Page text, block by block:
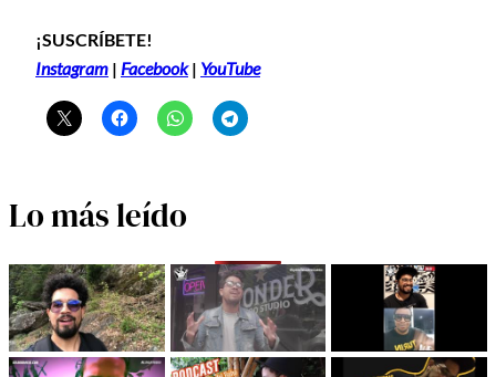
¡SUSCRÍBETE!
Instagram | Facebook| YouTube
Lo más leído